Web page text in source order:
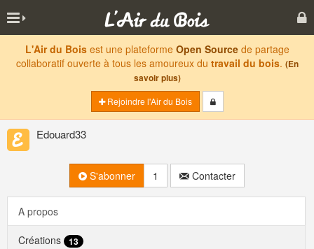
L'Air du Boisest une plateforme Open Sourcede partage
collaboratif ouverte à tous les amoureux du travail du bois. (En
savoir plus)
Rejoindre l'Air du Bois
Edouard33
S'abonner 1 Contacter
A propos
Créations 13